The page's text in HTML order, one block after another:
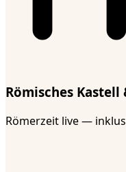
Römisches
Römerzeit live —